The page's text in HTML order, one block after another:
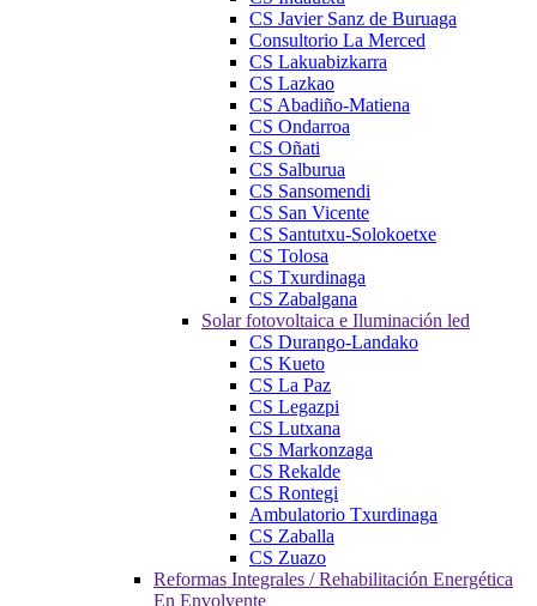
CS Javier Sanz de Buruaga
Consultorio La Merced
CS Lakuabizkarra
CS Lazkao
CS Abadiño-Matiena
CS Ondarroa
CS Oñati
CS Salburua
CS Sansomendi
CS San Vicente
CS Santutxu-Solokoetxe
CS Tolosa
CS Txurdinaga
CS Zabalgana
Solar fotovoltaica e Iluminación led
CS Durango-Landako
CS Kueto
CS La Paz
CS Legazpi
CS Lutxana
CS Markonzaga
CS Rekalde
CS Rontegi
Ambulatorio Txurdinaga
CS Zaballa
CS Zuazo
Reformas Integrales / Rehabilitación Energética
En Envolvente